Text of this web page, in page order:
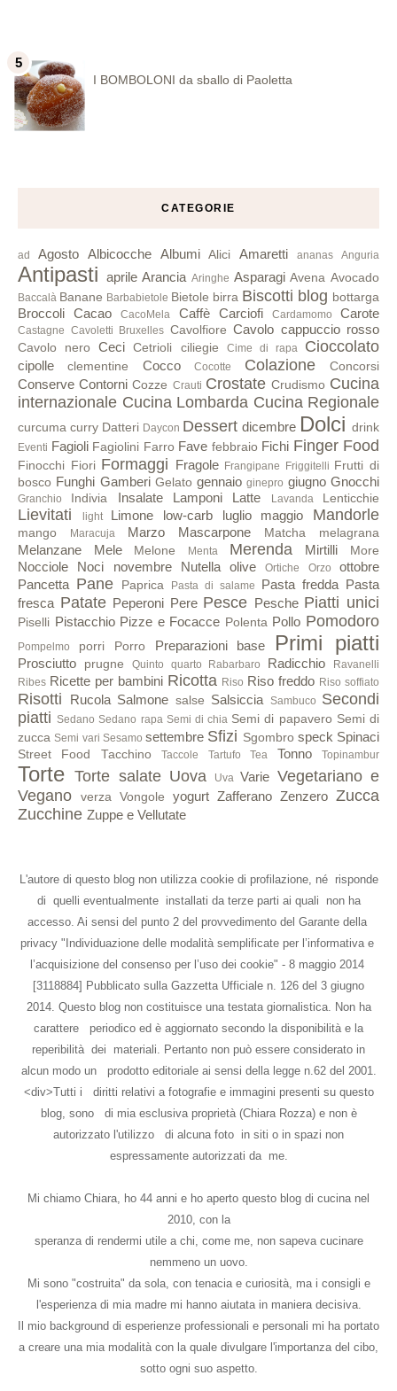
I BOMBOLONI da sballo di Paoletta
CATEGORIE
ad Agosto Albicocche Albumi Alici Amaretti ananas Anguria
Antipasti aprile Arancia Aringhe Asparagi Avena Avocado
Baccalà Banane Barbabietole Bietole birra Biscotti blog bottarga
Broccoli Cacao CacoMela Caffè Carciofi Cardamomo Carote
Castagne Cavoletti Bruxelles Cavolfiore Cavolo cappuccio rosso
Cavolo nero Ceci Cetrioli ciliegie Cime di rapa Cioccolato
cipolle clementine Cocco Cocotte Colazione Concorsi
Conserve Contorni Cozze Crauti Crostate Crudismo Cucina
internazionale Cucina Lombarda Cucina Regionale
curcuma curry Datteri Daycon Dessert dicembre Dolci drink
Eventi Fagioli Fagiolini Farro Fave febbraio Fichi Finger Food
Finocchi Fiori Formaggi Fragole Frangipane Friggitelli Frutti di
bosco Funghi Gamberi Gelato gennaio ginepro giugno Gnocchi
Granchio Indivia Insalate Lamponi Latte Lavanda Lenticchie
Lievitati light Limone low-carb luglio maggio Mandorle
mango Maracuja Marzo Mascarpone Matcha melagrana
Melanzane Mele Melone Menta Merenda Mirtilli More
Nocciole Noci novembre Nutella olive Ortiche Orzo
ottobre
Pancetta Pane Paprica Pasta di salame Pasta fredda Pasta
fresca Patate Peperoni Pere Pesce Pesche Piatti unici
Piselli Pistacchio Pizze e Focacce Polenta Pollo Pomodoro
Pompelmo porri Porro Preparazioni base Primi piatti
Prosciutto prugne Quinto quarto Rabarbaro Radicchio
Ravanelli
Ribes Ricette per bambini Ricotta Riso Riso freddo Riso soffiato
Risotti Rucola Salmone salse Salsiccia Sambuco Secondi
piatti Sedano Sedano rapa Semi di chia Semi di papavero Semi di
zucca Semi vari Sesamo settembre Sfizi Sgombro speck Spinaci
Street Food Tacchino Taccole Tartufo Tea Tonno Topinambur
Torte Torte salate Uova Uva Varie Vegetariano e
Vegano
verza Vongole yogurt Zafferano Zenzero Zucca
Zucchine Zuppe e Vellutate
L'autore di questo blog non utilizza cookie di profilazione, né risponde
di quelli eventualmente installati da terze parti ai quali non ha
accesso. Ai sensi del punto 2 del provvedimento del Garante della
privacy "Individuazione delle modalità semplificate per l’informativa e
l’acquisizione del consenso per l’uso dei cookie" - 8 maggio 2014
[3118884] Pubblicato sulla Gazzetta Ufficiale n. 126 del 3 giugno
2014. Questo blog non costituisce una testata giornalistica. Non ha
carattere periodico ed è aggiornato secondo la disponibilità e la
reperibilità dei materiali. Pertanto non può essere considerato in
alcun modo un prodotto editoriale ai sensi della legge n.62 del 2001.
<div>Tutti i diritti relativi a fotografie e immagini presenti su questo
blog, sono di mia esclusiva proprietà (Chiara Rozza) e non è
autorizzato l'utilizzo di alcuna foto in siti o in spazi non
espressamente autorizzati da me.
Mi chiamo Chiara, ho 44 anni e ho aperto questo blog di cucina nel
2010, con la
speranza di rendermi utile a chi, come me, non sapeva cucinare
nemmeno un uovo.
Mi sono "costruita" da sola, con tenacia e curiosità, ma i consigli e
l'esperienza di mia madre mi hanno aiutata in maniera decisiva.
Il mio background di esperienze professionali e personali mi ha portato
a creare una mia modalità con la quale divulgare l'importanza del cibo,
sotto ogni suo aspetto.